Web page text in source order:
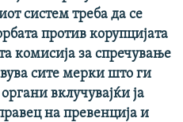
систем треба да се
против корупцијата
комисија за спречување
сите мерки што ги
вклучувајќи ја
на превенција и